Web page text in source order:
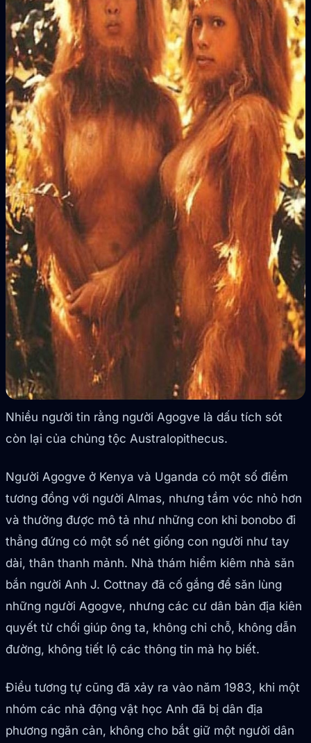
Nhiều người tin rằng người Agogve là dấu tích sót
còn lại của chủng tộc Australopithecus.
Người Agogve ở Kenya và Uganda có một số điểm
tương đồng với người Almas, nhưng tầm vóc nhỏ hơn
và thường được mô tả như những con khỉ bonobo đi
thẳng đứng có một số nét giống con người như tay
dài, thân thanh mảnh. Nhà thám hiểm kiêm nhà săn
bắn người Anh J. Cottnay đã cố gắng để săn lùng
những người Agogve, nhưng các cư dân bản địa kiên
quyết từ chối giúp ông ta, không chỉ chỗ, không dẫn
đường, không tiết lộ các thông tin mà họ biết.
Điều tương tự cũng đã xảy ra vào năm 1983, khi một
nhóm các nhà động vật học Anh đã bị dân địa
phương ngăn cản, không cho bắt giữ một người dân